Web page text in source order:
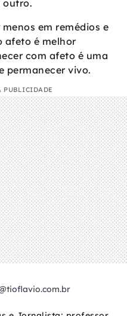
outro.
em remédios e
afeto é melhor
com afeto é uma
permanecer vivo.
PUBLICIDADE